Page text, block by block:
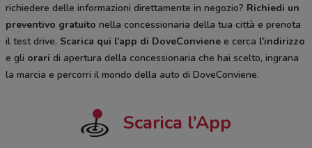
richiedere delle informazioni direttamente in negozio? Richiedi un
preventivo gratuito nella concessionaria della tua città e prenota
il test drive. Scarica qui l’app di DoveConviene e cerca l'indirizzo
e gli orari di apertura della concessionaria che hai scelto, ingrana
la marcia e percorri il mondo della auto di DoveConviene.
Scarica l’App